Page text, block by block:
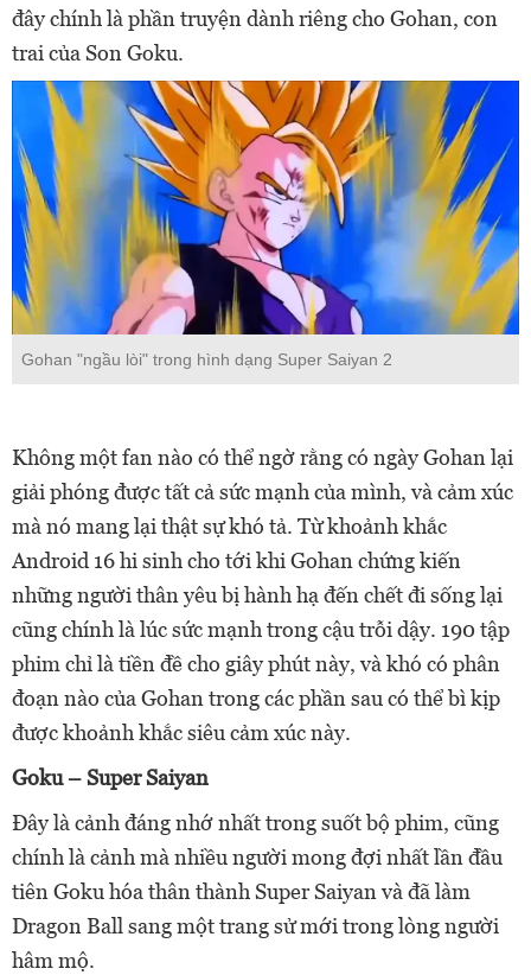
đây chính là phần truyện dành riêng cho Gohan, con
trai của Son Goku.
Gohan "ngầu lòi" trong hình dạng Super Saiyan 2
Không một fan nào có thể ngờ rằng có ngày Gohan lại
giải phóng được tất cả sức mạnh của mình, và cảm xúc
mà nó mang lại thật sự khó tả. Từ khoảnh khắc
Android 16 hi sinh cho tới khi Gohan chứng kiến
những người thân yêu bị hành hạ đến chết đi sống lại
cũng chính là lúc sức mạnh trong cậu trỗi dậy. 190 tập
phim chỉ là tiền đề cho giây phút này, và khó có phân
đoạn nào của Gohan trong các phần sau có thể bì kịp
được khoảnh khắc siêu cảm xúc này.
Goku – Super Saiyan
Đây là cảnh đáng nhớ nhất trong suốt bộ phim, cũng
chính là cảnh mà nhiều người mong đợi nhất lần đầu
tiên Goku hóa thân thành Super Saiyan và đã làm
Dragon Ball sang một trang sử mới trong lòng người
hâm mộ.